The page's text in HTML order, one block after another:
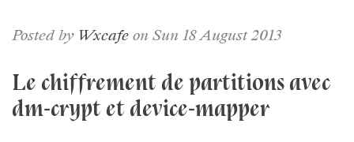
Posted by Wxcafe on Sun 18 August 2013
Le chiffrement de partitions avec
dm-crypt et device-mapper